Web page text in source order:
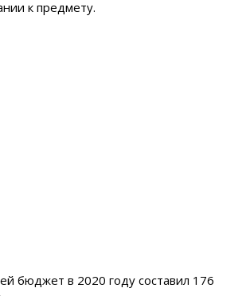
к предмету.
бюджет в 2020 году составил 176